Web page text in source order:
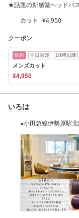
★話題の新感覚ヘッドバ
カット ¥4,950
クーポン
新規 平日限定 10時以降
メンズカット
¥4,950
いろは
★小田急線伊勢原駅